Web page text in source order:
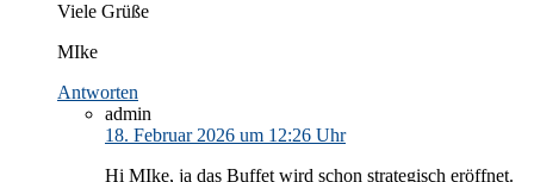
Viele Grüße
MIke
Antworten
admin
18. Februar 2026 um 12:26 Uhr
Hi MIke, ja das Buffet wird schon strategisch eröffnet.